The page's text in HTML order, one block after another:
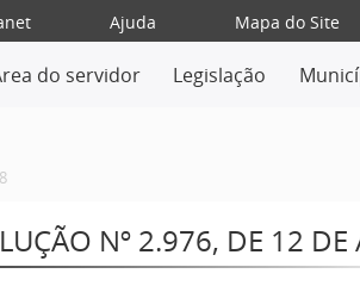
Ajuda Mapa do Site
do servidor Legislação
Nº 2.976, DE 12